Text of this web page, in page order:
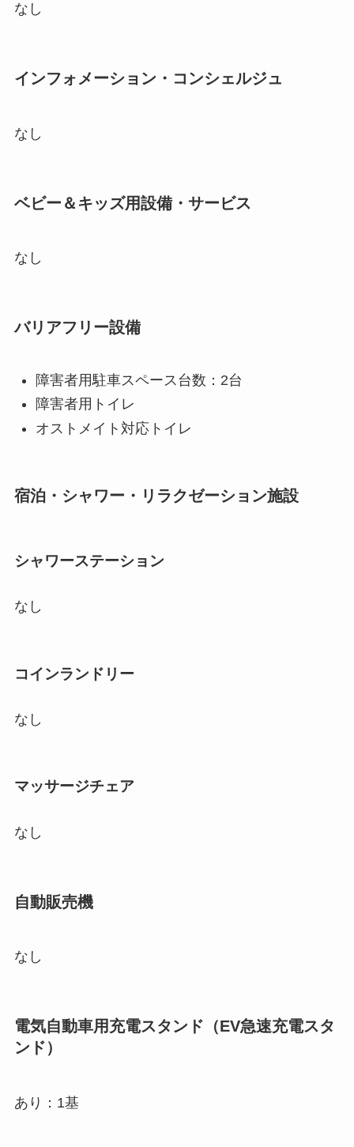
なし
インフォメーション・コンシェルジュ
なし
ベビー＆キッズ用設備・サービス
なし
バリアフリー設備
障害者用駐車スペース台数：2台
障害者用トイレ
オストメイト対応トイレ
宿泊・シャワー・リラクゼーション施設
シャワーステーション
なし
コインランドリー
なし
マッサージチェア
なし
自動販売機
なし
電気自動車用充電スタンド（EV急速充電スタ
ンド）
あり：1基